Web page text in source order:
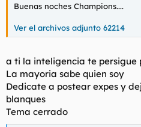
Buenas noches Champions....
Ver el archivos adjunto 62214
a ti la inteligencia te persigue
La mayoria sabe quien soy
Dedicate a postear expes y
blanques
Tema cerrado